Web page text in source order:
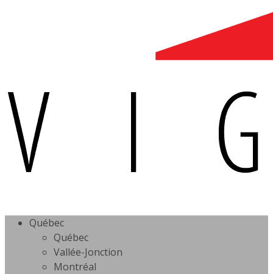
Québec
Québec
Vallée-Jonction
Montréal